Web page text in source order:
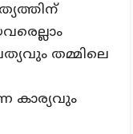
തമ്മിലെ
കാര്യവും